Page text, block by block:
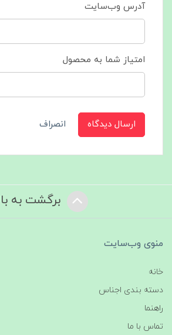
آدرس وب‌سایت
امتیاز شما به محصول
ارسال دیدگاه انصراف
برگشت به
منوی وب‌سایت
خانه
دسته بندی اجناس
راهنما
تماس با ما